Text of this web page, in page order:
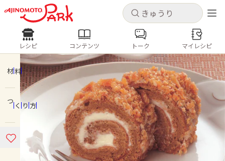
キャンセル
ログインするとレシピを保存できます
ログイン 新規登録
ホーム
コンテンツ
キャンセル
レシピ コンテンツ
人気の食材・レシピ
きゅうり なす トマト
とうもろこし
ピーマン
みょうが ゴーヤ
レシピ コンテンツ トーク マイレシピ
材料
つくり方